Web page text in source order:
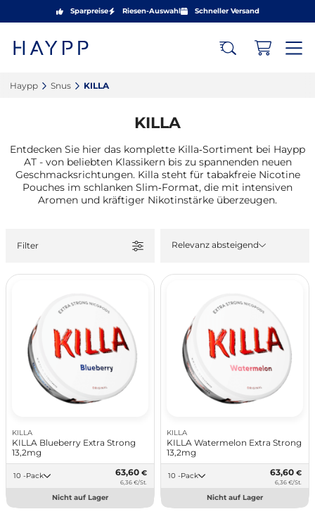
Sparpreise Riesen-Auswahl Schneller Versand
Haypp‎ Snus‎ KILLA‎
KILLA
Entdecken Sie hier das komplette Killa‑Sortiment bei Haypp
AT - von beliebten Klassikern bis zu spannenden neuen
Geschmacksrichtungen. Killa steht für tabakfreie Nicotine
Pouches im schlanken Slim‑Format, die mit intensiven
Aromen und kräftiger Nikotinstärke überzeugen.
Filter Relevanz absteigend
KILLA
KILLA Blueberry Extra Strong
13,2mg
10 -Pack 63,60 €
6,36 €/St.
Nicht auf Lager
KILLA
KILLA Watermelon Extra Strong
13,2mg
10 -Pack 63,60 €
6,36 €/St.
Nicht auf Lager